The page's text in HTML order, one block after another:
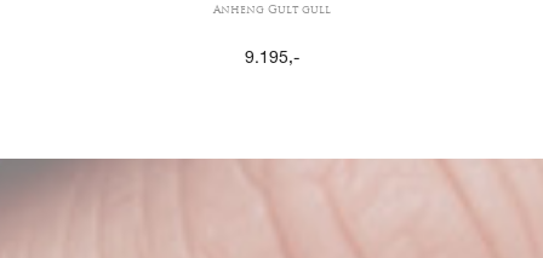
Anheng Gult gull
9.195,-